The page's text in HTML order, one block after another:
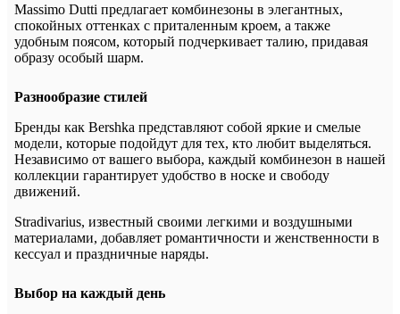
Massimo Dutti предлагает комбинезоны в элегантных,
спокойных оттенках с приталенным кроем, а также
удобным поясом, который подчеркивает талию, придавая
образу особый шарм.
Разнообразие стилей
Бренды как Bershka представляют собой яркие и смелые
модели, которые подойдут для тех, кто любит выделяться.
Независимо от вашего выбора, каждый комбинезон в нашей
коллекции гарантирует удобство в носке и свободу
движений.
Stradivarius, известный своими легкими и воздушными
материалами, добавляет романтичности и женственности в
кессуал и праздничные наряды.
Выбор на каждый день